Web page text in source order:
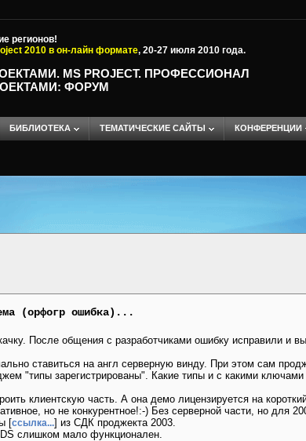
регионов!
2010 в он-лайн формате, 20-27 июля 2010 года.
MS PROJECT. ПРОФЕССИОНАЛ
ФОРУМ
БИБЛИОТЕКА ТЕМАТИЧЕСКИЕ САЙТЫ КОНФЕРЕНЦИИ
(орфогр ошибка)...
После общения с разработчиками ошибку исправили и
ставиться на англ серверную винду. При этом сам
"типы зарегистрированы". Какие типы и с какими ключами
клиентскую часть. А она демо лицензируется на
но не конкурентное!:-) Без серверной части, но для
[ссылка... ] из СДК проджекта 2003.
слишком мало функционален.